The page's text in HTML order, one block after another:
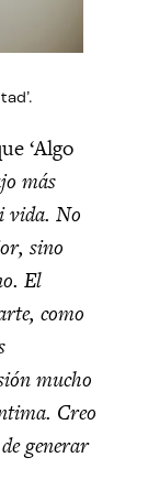
‘Algo
más
vida. No
sino
El
como
mucho
Creo
generar